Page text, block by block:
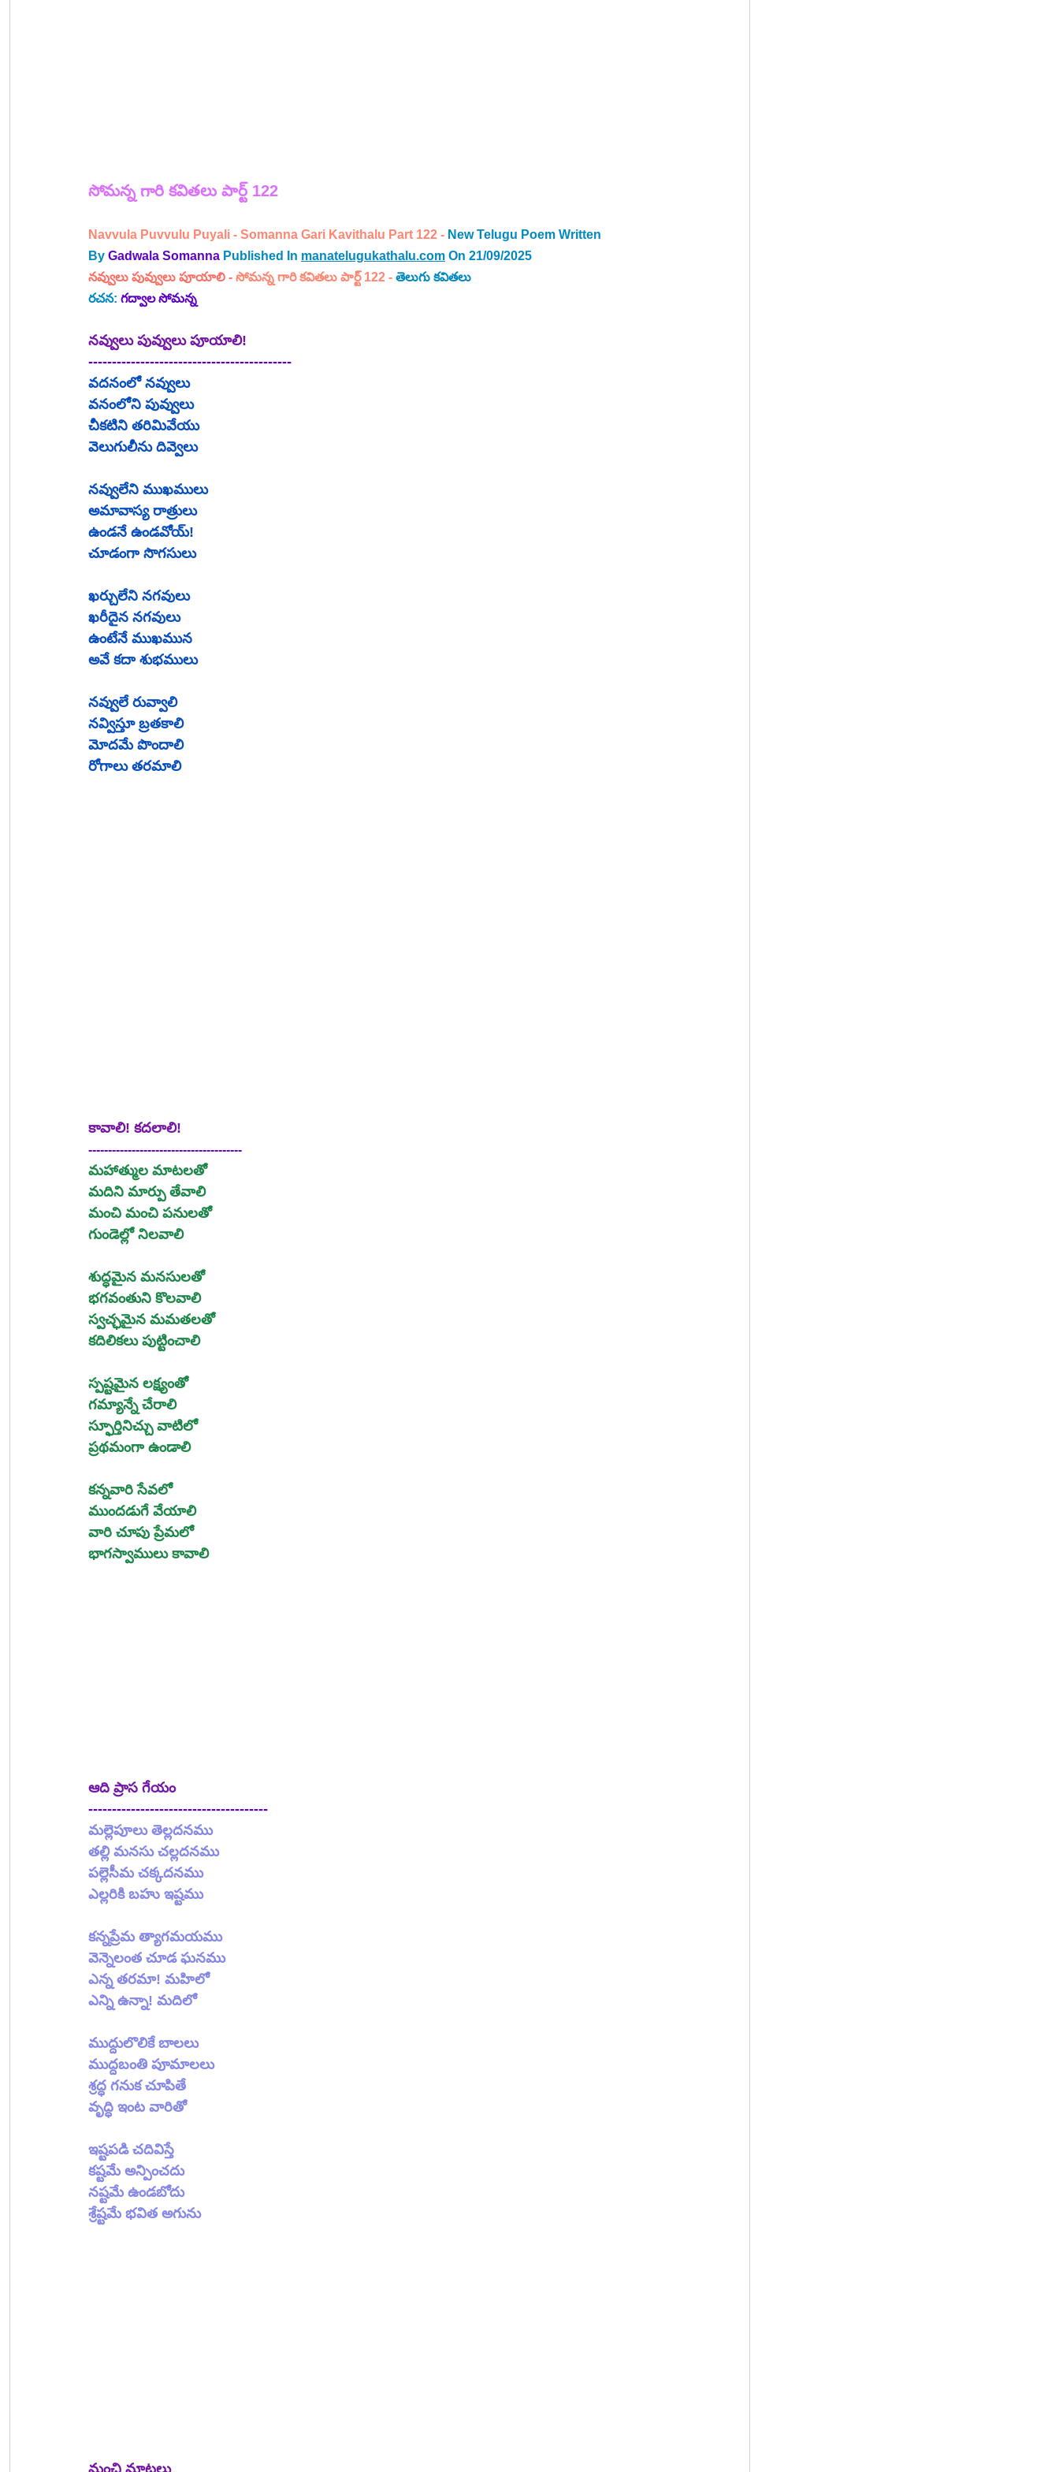
సోమన్న గారి కవితలు పార్ట్ 122
Navvula Puvvulu Puyali - Somanna Gari Kavithalu Part 122 - New Telugu Poem Written
By Gadwala Somanna Published In manatelugukathalu.com On 21/09/2025
నవ్వులు పువ్వులు పూయాలి - సోమన్న గారి కవితలు పార్ట్ 122 - తెలుగు కవితలు
రచన: గద్వాల సోమన్న
నవ్వులు పువ్వులు పూయాలి!
-------------------------------------------
వదనంలో నవ్వులు
వనంలోని పువ్వులు
చీకటిని తరిమివేయు
వెలుగులీను దివ్వెలు
నవ్వులేని ముఖములు
అమావాస్య రాత్రులు
ఉండనే ఉండవోయ్!
చూడంగా సొగసులు
ఖర్చులేని నగవులు
ఖరీదైన నగవులు
ఉంటేనే ముఖమున
అవే కదా శుభములు
నవ్వులే రువ్వాలి
నవ్విస్తూ బ్రతకాలి
మోదమే పొందాలి
రోగాలు తరమాలి
కావాలి! కదలాలి!
---------------------------------------
మహాత్ముల మాటలతో
మదిని మార్పు తేవాలి
మంచి మంచి పనులతో
గుండెల్లో నిలవాలి
శుద్ధమైన మనసులతో
భగవంతుని కొలవాలి
స్వచ్ఛమైన మమతలతో
కదిలికలు పుట్టించాలి
స్పష్టమైన లక్ష్యంతో
గమ్యాన్నే చేరాలి
స్ఫూర్తినిచ్చు వాటిలో
ప్రథమంగా ఉండాలి
కన్నవారి సేవలో
ముందడుగే వేయాలి
వారి చూపు ప్రేమలో
భాగస్వాములు కావాలి
ఆది ప్రాస గేయం
--------------------------------------
మల్లెపూలు తెల్లదనము
తల్లి మనసు చల్లదనము
పల్లెసీమ చక్కదనము
ఎల్లరికి బహు ఇష్టము
కన్నప్రేమ త్యాగమయము
వెన్నెలంత చూడ ఘనము
ఎన్న తరమా! మహిలో
ఎన్ని ఉన్నా! మదిలో
ముద్దులొలికే బాలలు
ముద్దబంతి పూమాలలు
శ్రద్ధ గనుక చూపితే
వృద్ధి ఇంట వారితో
ఇష్టపడి చదివిస్తే
కష్టమే అన్పించదు
నష్టమే ఉండబోదు
శ్రేష్టమే భవిత అగును
మంచి మాటలు